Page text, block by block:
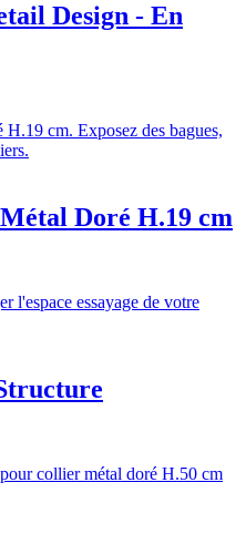
Design - En
Doré H.19 cm